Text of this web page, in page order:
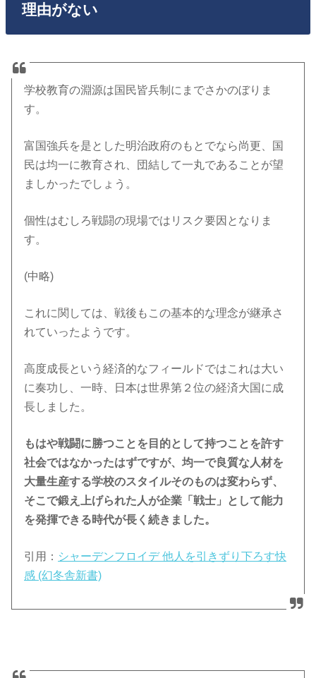
理由がない
学校教育の淵源は国民皆兵制にまでさかのぼりま
す。
富国強兵を是とした明治政府のもとでなら尚更、国
民は均一に教育され、団結して一丸であることが望
ましかったでしょう。
個性はむしろ戦闘の現場ではリスク要因となりま
す。
(中略)
これに関しては、戦後もこの基本的な理念が継承さ
れていったようです。
高度成長という経済的なフィールドではこれは大い
に奏功し、一時、日本は世界第２位の経済大国に成
長しました。
もはや戦闘に勝つことを目的として持つことを許す
社会ではなかったはずですが、均一で良質な人材を
大量生産する学校のスタイルそのものは変わらず、
そこで鍛え上げられた人が企業「戦士」として能力
を発揮できる時代が長く続きました。
引用： シャーデンフロイデ 他人を引きずり下ろす快
感 (幻冬舎新書)